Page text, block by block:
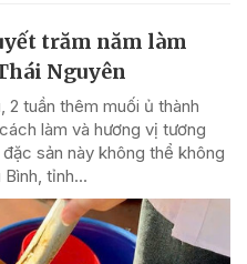
trăm năm làm
Nguyên
2 tuần thêm muối ủ thành
làm và hương vị tương
sản này không thể không
tỉnh...